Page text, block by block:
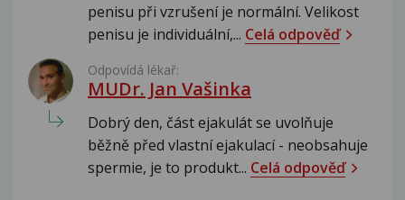
penisu při vzrušení je normální. Velikost
penisu je individuální,... Celá odpověď
Odpovídá lékař:
MUDr. Jan Vašinka
Dobrý den, část ejakulát se uvolňuje
běžně před vlastní ejakulací - neobsahuje
spermie, je to produkt... Celá odpověď